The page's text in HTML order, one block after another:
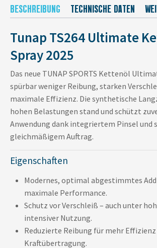
BESCHREIBUNG TECHNISCHE DATEN
Tunap TS264 Ultimate
Spray 2025
Das neue TUNAP SPORTS Kettenöl
spürbar weniger Reibung, starken
maximale Effizienz. Die synthetische
hohen Belastungen stand und schützt
Anwendung dank integriertem Pinsel und
gleichmäßigem Auftrag.
Eigenschaften
Modernes, optimal abgestimmtes
maximale Performance.
Schutz vor Verschleiß – auch unter
intensiver Nutzung.
Reduzierte Reibung für mehr Effizienz
Kraftübertragung.